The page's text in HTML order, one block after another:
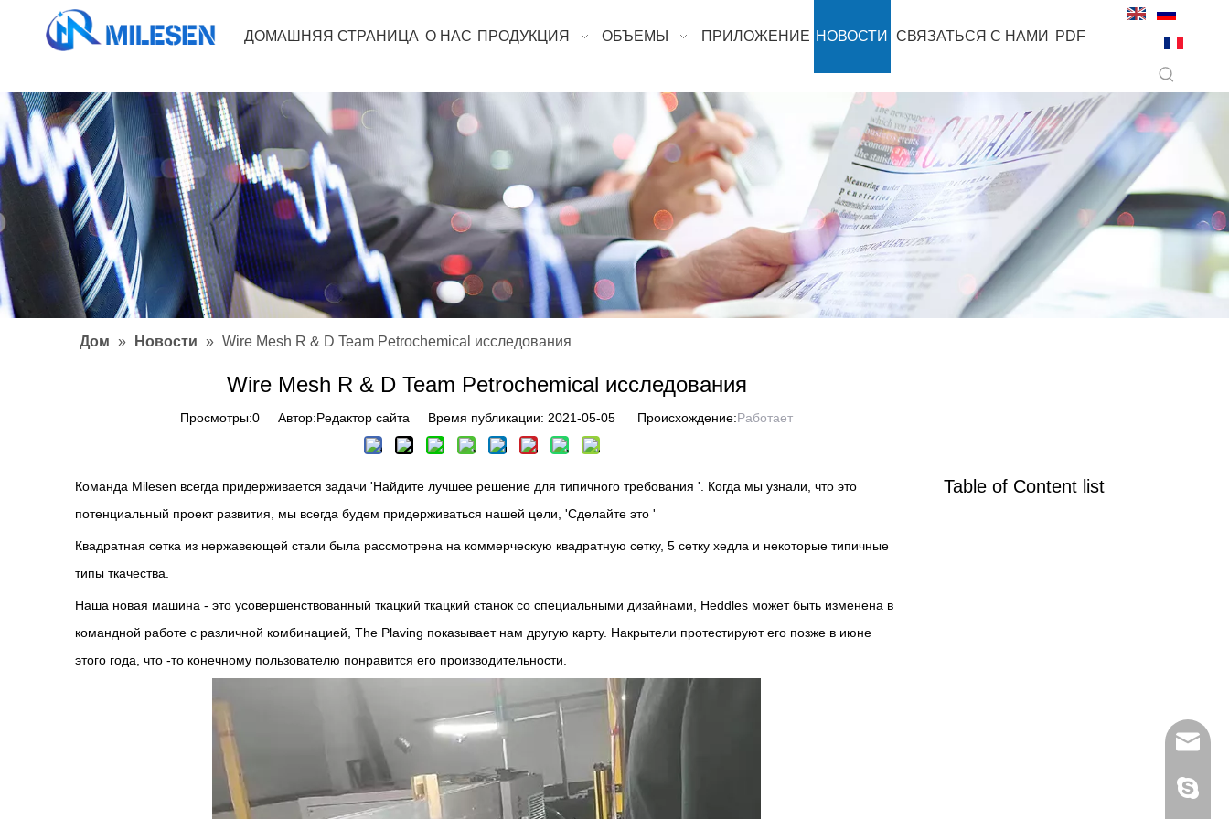
ДОМАШНЯЯ СТРАНИЦА О НАС ПРОДУКЦИЯ ОБЪЕМЫ ПРИЛОЖЕНИЕ НОВОСТИ СВЯЗАТЬСЯ С НАМИ PDF
Дом » Новости » Wire Mesh R & D Team Petrochemical исследования
Wire Mesh R & D Team Petrochemical исследования
Просмотры:0 Автор:Pедактор сайта Время публикации: 2021-05-05 Происхождение:Работает
Команда Milesen всегда придерживается задачи 'Найдите лучшее решение для типичного требования '. Когда мы узнали, что это
потенциальный проект развития, мы всегда будем придерживаться нашей цели, 'Сделайте это '
Квадратная сетка из нержавеющей стали была рассмотрена на коммерческую квадратную сетку, 5 сетку хедла и некоторые типичные
типы ткачества.
Наша новая машина - это усовершенствованный ткацкий ткацкий станок со специальными дизайнами, Heddles может быть изменена в
командной работе с различной комбинацией, The Plaving показывает нам другую карту. Накрытели протестируют его позже в июне
этого года, что -то конечному пользователю понравится его производительности.
Table of Content list